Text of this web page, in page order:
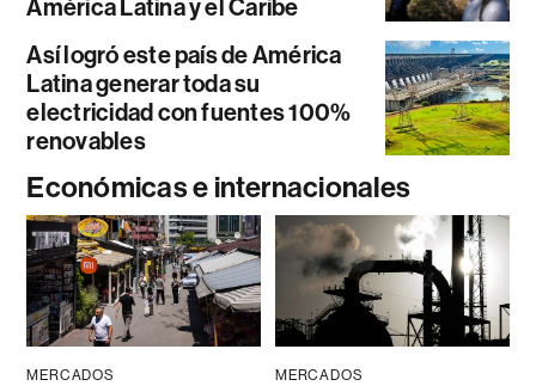
América Latina y el Caribe
Así logró este país de América
Latina generar toda su
electricidad con fuentes 100%
renovables
Económicas e internacionales
MERCADOS MERCADOS